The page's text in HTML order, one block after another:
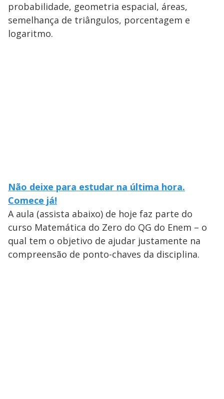
probabilidade, geometria espacial, áreas,
semelhança de triângulos, porcentagem e
logaritmo.
Não deixe para estudar na última hora.
Comece já!
A aula (assista abaixo) de hoje faz parte do
curso Matemática do Zero do QG do Enem – o
qual tem o objetivo de ajudar justamente na
compreensão de ponto-chaves da disciplina.